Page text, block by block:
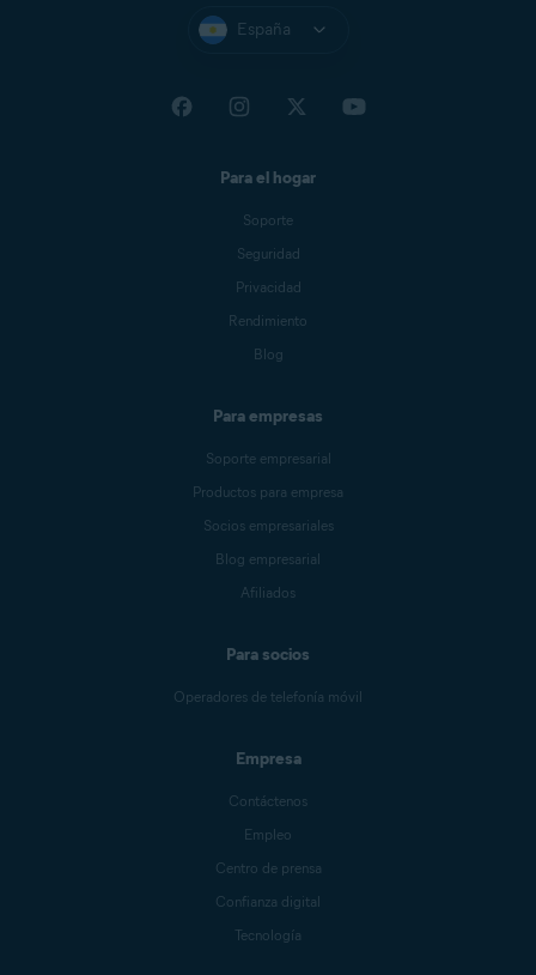
España
Para el hogar
Soporte
Seguridad
Privacidad
Rendimiento
Blog
Para empresas
Soporte empresarial
Productos para empresa
Socios empresariales
Blog empresarial
Afiliados
Para socios
Operadores de telefonía móvil
Empresa
Contáctenos
Empleo
Centro de prensa
Confianza digital
Tecnología